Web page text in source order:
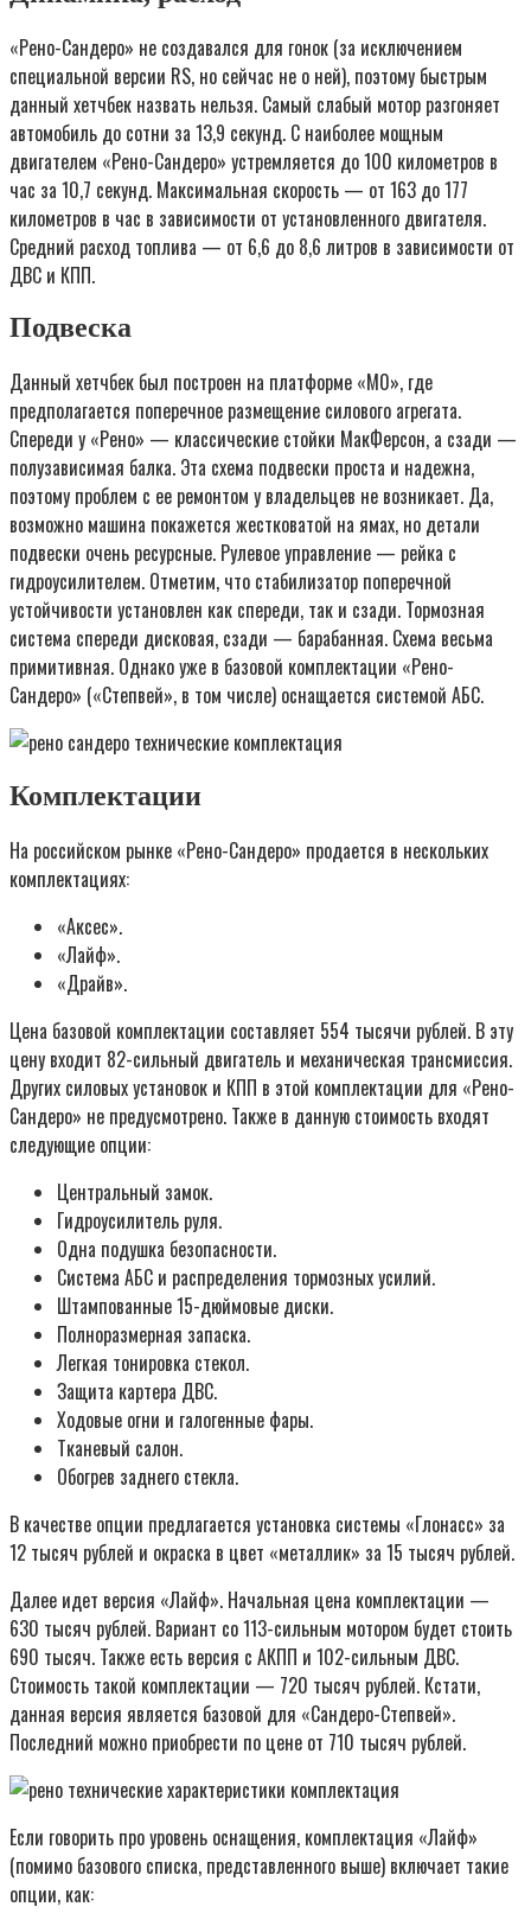
«Рено-Сандеро» не создавался для гонок (за исключением
специальной версии RS, но сейчас не о ней), поэтому быстрым
данный хетчбек назвать нельзя. Самый слабый мотор разгоняет
автомобиль до сотни за 13,9 секунд. С наиболее мощным
двигателем «Рено-Сандеро» устремляется до 100 километров в
час за 10,7 секунд. Максимальная скорость — от 163 до 177
километров в час в зависимости от установленного двигателя.
Средний расход топлива — от 6,6 до 8,6 литров в зависимости от
ДВС и КПП.
Подвеска
Данный хетчбек был построен на платформе «М0», где
предполагается поперечное размещение силового агрегата.
Спереди у «Рено» — классические стойки МакФерсон, а сзади —
полузависимая балка. Эта схема подвески проста и надежна,
поэтому проблем с ее ремонтом у владельцев не возникает. Да,
возможно машина покажется жестковатой на ямах, но детали
подвески очень ресурсные. Рулевое управление — рейка с
гидроусилителем. Отметим, что стабилизатор поперечной
устойчивости установлен как спереди, так и сзади. Тормозная
система спереди дисковая, сзади — барабанная. Схема весьма
примитивная. Однако уже в базовой комплектации «Рено-
Сандеро» («Степвей», в том числе) оснащается системой АБС.
Комплектации
На российском рынке «Рено-Сандеро» продается в нескольких
комплектациях:
«Аксес».
«Лайф».
«Драйв».
Цена базовой комплектации составляет 554 тысячи рублей. В эту
цену входит 82-сильный двигатель и механическая трансмиссия.
Других силовых установок и КПП в этой комплектации для «Рено-
Сандеро» не предусмотрено. Также в данную стоимость входят
следующие опции:
Центральный замок.
Гидроусилитель руля.
Одна подушка безопасности.
Система АБС и распределения тормозных усилий.
Штампованные 15-дюймовые диски.
Полноразмерная запаска.
Легкая тонировка стекол.
Защита картера ДВС.
Ходовые огни и галогенные фары.
Тканевый салон.
Обогрев заднего стекла.
В качестве опции предлагается установка системы «Глонасс» за
12 тысяч рублей и окраска в цвет «металлик» за 15 тысяч рублей.
Далее идет версия «Лайф». Начальная цена комплектации —
630 тысяч рублей. Вариант со 113-сильным мотором будет стоить
690 тысяч. Также есть версия с АКПП и 102-сильным ДВС.
Стоимость такой комплектации — 720 тысяч рублей. Кстати,
данная версия является базовой для «Сандеро-Степвей».
Последний можно приобрести по цене от 710 тысяч рублей.
Если говорить про уровень оснащения, комплектация «Лайф»
(помимо базового списка, представленного выше) включает такие
опции, как: